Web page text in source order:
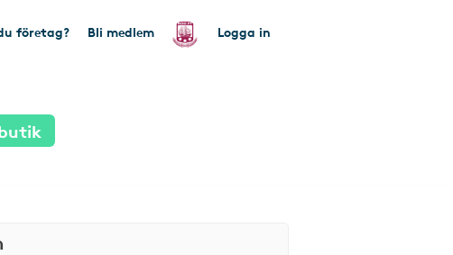
företag? Bli medlem Logga in